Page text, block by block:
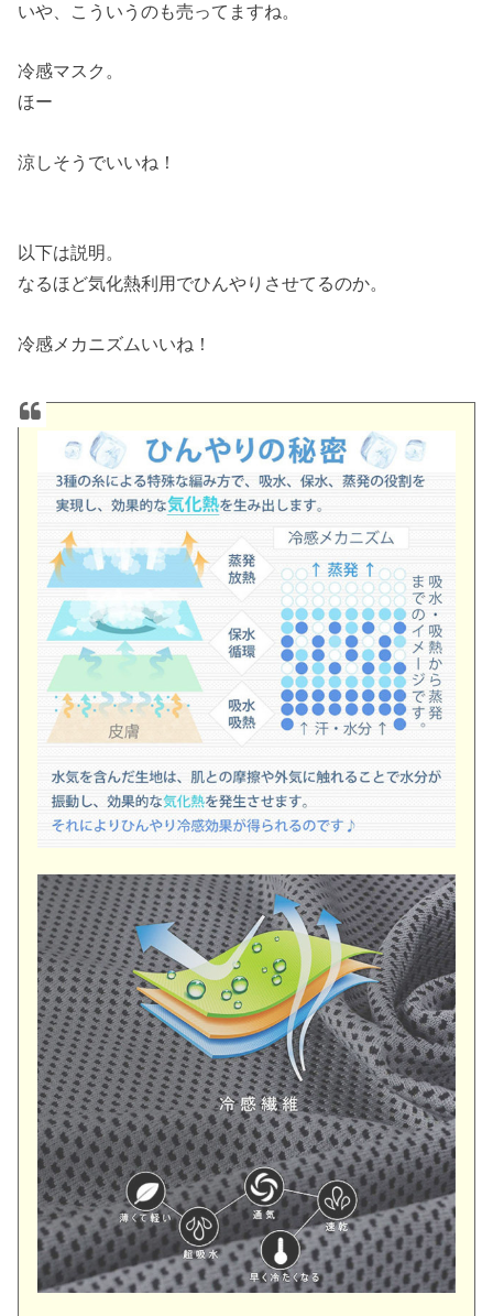
いや、こういうのも売ってますね。
冷感マスク。
ほー
涼しそうでいいね！
以下は説明。
なるほど気化熱利用でひんやりさせてるのか。
冷感メカニズムいいね！